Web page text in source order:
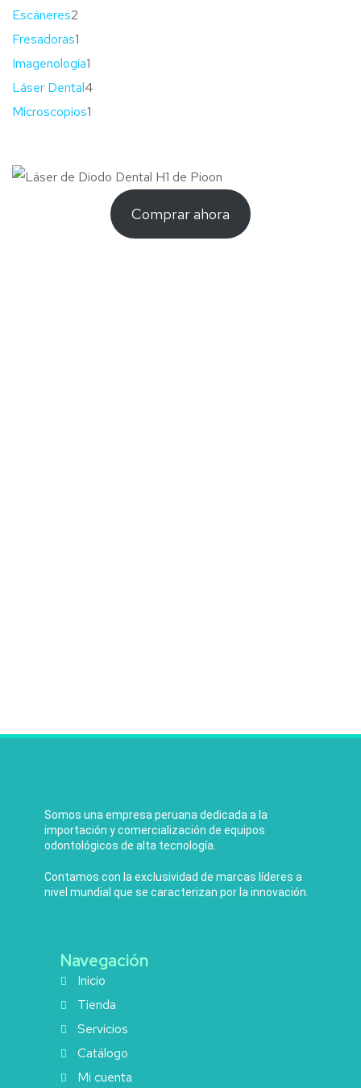
Escáneres2
Fresadoras1
Imagenología1
Láser Dental4
Microscopios1
Comprar ahora
Somos una empresa peruana dedicada a la
importación y comercialización de equipos
odontológicos de alta tecnología.
Contamos con la exclusividad de marcas líderes a
nivel mundial que se caracterizan por la innovación.
Navegación
Inicio
Tienda
Servicios
Catálogo
Mi cuenta